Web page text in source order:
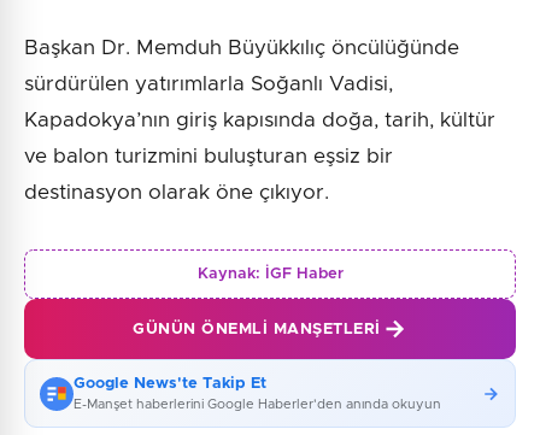
Başkan Dr. Memduh Büyükkılıç öncülüğünde
sürdürülen yatırımlarla Soğanlı Vadisi,
Kapadokya’nın giriş kapısında doğa, tarih, kültür
ve balon turizmini buluşturan eşsiz bir
destinasyon olarak öne çıkıyor.
Kaynak: İGF Haber
GÜNÜN ÖNEMLI MANŞETLERI
Google News'te Takip Et
E-Manşet haberlerini Google Haberler'den anında okuyun